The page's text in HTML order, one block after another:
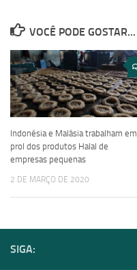
VOCÊ PODE GOSTAR...
Indonésia e Malásia trabalham em
prol dos produtos Halal de
empresas pequenas
2 DE MARÇO DE 2020
SIGA: